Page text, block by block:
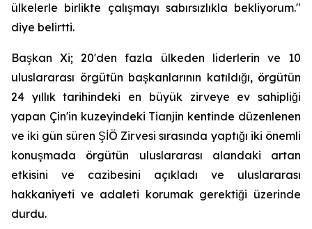
ülkelerle birlikte çalışmayı sabırsızlıkla bekliyorum."
diye belirtti.
Başkan Xi; 20'den fazla ülkeden liderlerin ve 10
uluslararası örgütün başkanlarının katıldığı, örgütün
24 yıllık tarihindeki en büyük zirveye ev sahipliği
yapan Çin'in kuzeyindeki Tianjin kentinde düzenlenen
ve iki gün süren ŞİÖ Zirvesi sırasında yaptığı iki önemli
konuşmada örgütün uluslararası alandaki artan
etkisini ve cazibesini açıkladı ve uluslararası
hakkaniyeti ve adaleti korumak gerektiği üzerinde
durdu.